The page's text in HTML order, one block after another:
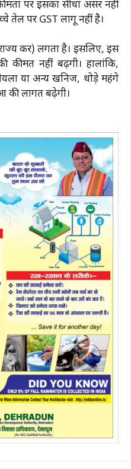
पर इसका सीधा असर नहीं
तेल पर GST लागू नहीं है।
कर) लगता है। इसलिए, इस
कीमतें नहीं बढ़ेंगी। हालांकि,
या अन्य खनिज, थोड़े महंगे
की लागत बढ़ेगी।